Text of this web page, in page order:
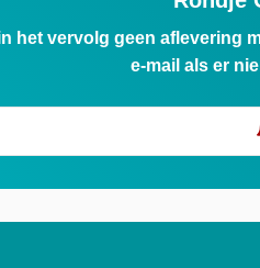
het vervolg geen aflevering
e-mail als er